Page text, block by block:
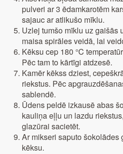
pulveri ar 3 ēdamkarotēm
sajauc ar atlikušo mīklu.
Uzlej tumšo mīklu uz gaišās
maisa spirāles veidā, lai
Kēksu cep 180 °C
Pēc tam to kārtīgi atdzesē.
Kamēr kēkss dziest,
riekstus. Pēc
sablendē.
Ūdens peldē izkausē abas
kauliņa eļļu un lazdu
glazūrai sacietēt.
Ar mikseri saputo šokolādes
kēksu.